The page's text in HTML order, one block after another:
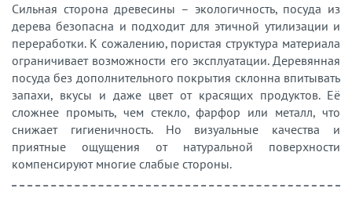
Сильная сторона древесины – экологичность, посуда из
дерева безопасна и подходит для этичной утилизации и
переработки. К сожалению, пористая структура материала
ограничивает возможности его эксплуатации. Деревянная
посуда без дополнительного покрытия склонна впитывать
запахи, вкусы и даже цвет от красящих продуктов. Её
сложнее промыть, чем стекло, фарфор или металл, что
снижает гигиеничность. Но визуальные качества и
приятные ощущения от натуральной поверхности
компенсируют многие слабые стороны.